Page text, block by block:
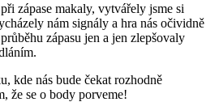
zápase makaly, vytvářely jsme si
nám signály a hra nás očividně
zápasu jen a jen zlepšovaly
kde nás bude čekat rozhodně
že se o body porveme!